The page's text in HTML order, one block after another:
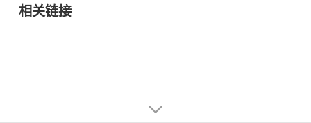
相关链接